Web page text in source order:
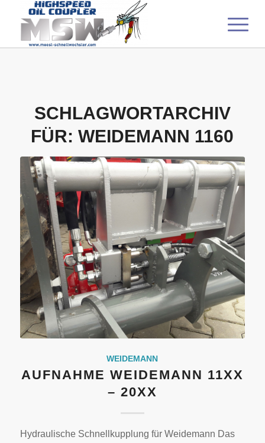
SCHLAGWORTARCHIV
FÜR:WEIDEMANN 1160
WEIDEMANN
AUFNAHME WEIDEMANN 11XX
– 20XX
Hydraulische Schnellkupplung für Weidemann Das